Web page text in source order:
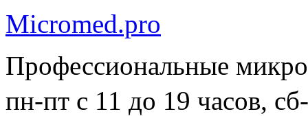
Micromed.pro
Профессиональные
пн-пт с 11 до 19 часов,